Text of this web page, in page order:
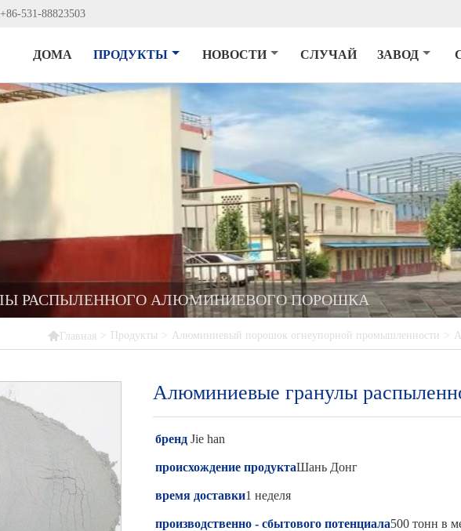
+86-531-88823503
ДОМА ПРОДУКТЫ НОВОСТИ СЛУЧАЙ ЗАВОД
РАСПЫЛЕННОГО АЛЮМИНИЕВОГО ПОРОШКА
 Главная > Продукты > Алюминиевый порошок огнеупорной промышленности >
Алюминиевые гранулы
бренд Jie han
происхождение продуктаШань Донг
время доставки1 неделя
производственно - сбытового потенциала500 тонн в